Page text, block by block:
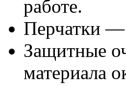
работе.
Перчатки —
Защитные
материала